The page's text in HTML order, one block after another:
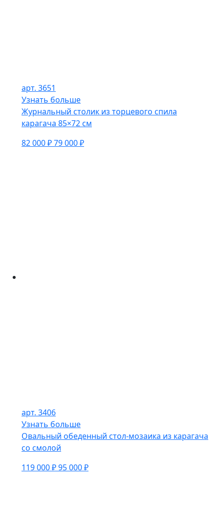
арт. 3651
Узнать больше
Журнальный столик из торцевого спила
карагача 85×72 см
82 000 ₽79 000 ₽
арт. 3406
Узнать больше
Овальный обеденный стол-мозаика из карагача
со смолой
119 000 ₽95 000 ₽